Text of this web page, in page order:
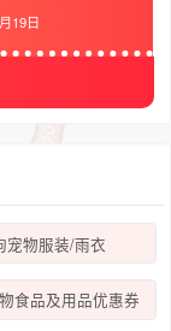
19日
宠物服装/雨衣
食品及用品优惠券